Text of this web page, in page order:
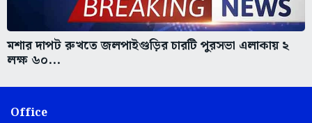
মশার দাপট রুখতে জলপাইগুড়ির চারটি পুরসভা এলাকায় ২
লক্ষ ৬০...
Office